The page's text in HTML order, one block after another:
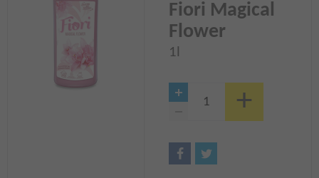
Fiori Magical
Flower
1l